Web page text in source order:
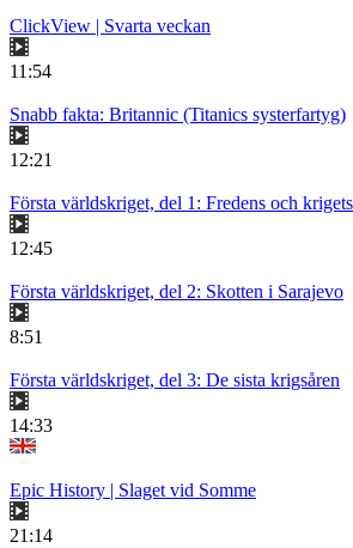
ClickView | Svarta veckan
11:54
Snabb fakta: Britannic (Titanics systerfartyg)
12:21
Första världskriget, del 1: Fredens och
12:45
Första världskriget, del 2: Skotten i Sarajevo
8:51
Första världskriget, del 3: De sista krigsåren
14:33
Epic History | Slaget vid Somme
21:14